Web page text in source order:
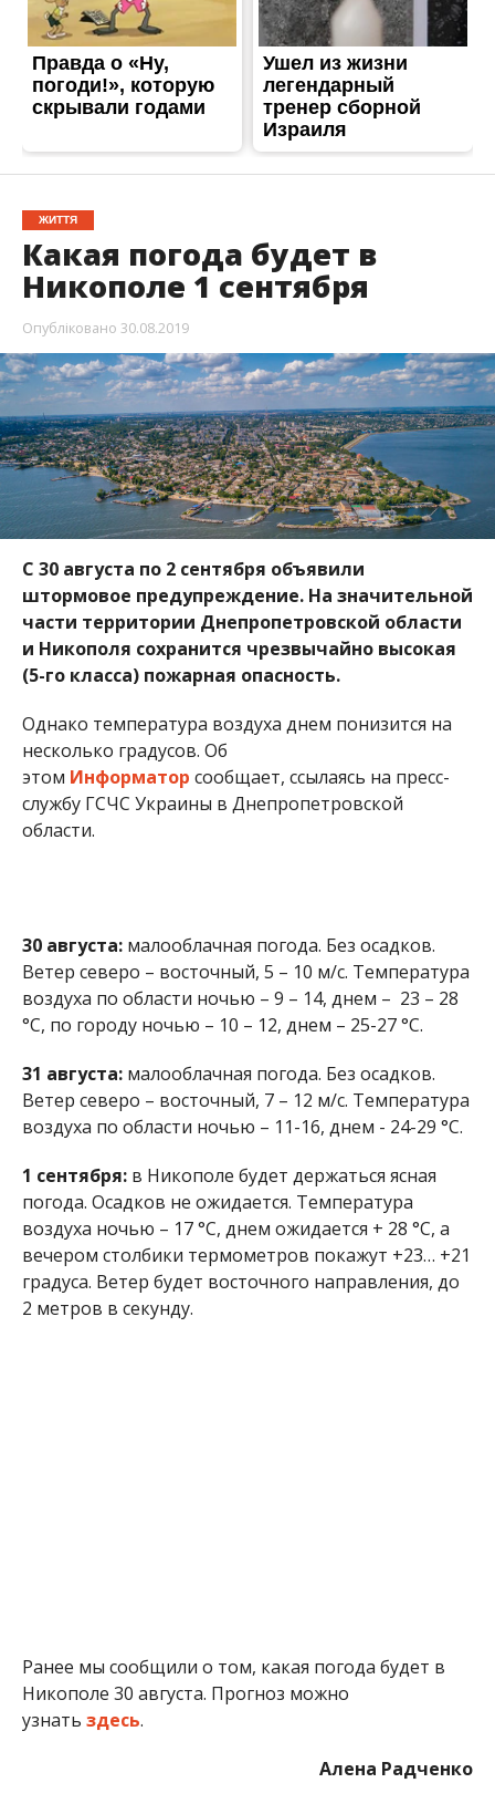
ЖИТТЯ
Какая погода будет в
Никополе 1 сентября
Опубліковано 30.08.2019
С 30 августа по 2 сентября объявили
штормовое предупреждение. На значительной
части территории Днепропетровской области
и Никополя сохранится чрезвычайно высокая
(5-го класса) пожарная опасность.
Однако температура воздуха днем понизится на
несколько градусов. Об
этом Информатор сообщает, ссылаясь на пресс-
службу ГСЧС Украины в Днепропетровской
области.
30 августа:малооблачная погода. Без осадков.
Ветер северо – восточный, 5 – 10 м/с. Температура
воздуха по области ночью – 9 – 14, днем – 23 – 28
°С, по городу ночью – 10 – 12, днем – ​​25-27 °С.
31 августа:малооблачная погода. Без осадков.
Ветер северо – восточный, 7 – 12 м/с. Температура
воздуха по области ночью – 11-16, днем ​​- 24-29 °С.
1 сентября: в Никополе будет держаться ясная
погода. Осадков не ожидается. Температура
воздуха ночью – 17 °С, днем ожидается + 28 °С, а
вечером столбики термометров покажут +23… +21
градуса. Ветер будет восточного направления, до
2 метров в секунду.
Ранее мы сообщили о том, какая погода будет в
Никополе 30 августа. Прогноз можно
узнать здесь.
Алена Радченко